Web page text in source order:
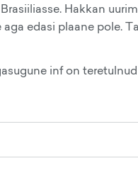
Hakkan
edasi plaane pole.
inf on teretulnud